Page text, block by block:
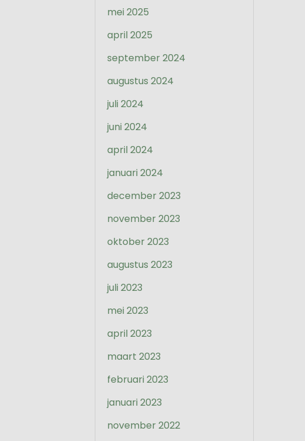
mei 2025
april 2025
september 2024
augustus 2024
juli 2024
juni 2024
april 2024
januari 2024
december 2023
november 2023
oktober 2023
augustus 2023
juli 2023
mei 2023
april 2023
maart 2023
februari 2023
januari 2023
november 2022